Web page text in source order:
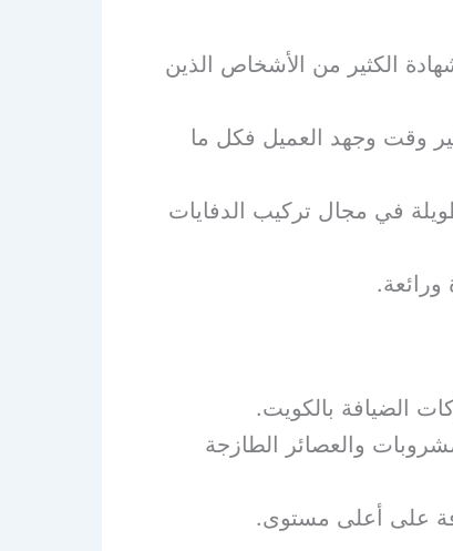
الكثير من الأشخاص الذين
وقت وجهد العميل فكل ما
في مجال تركيب الدفايات
ورائعة.
الضيافة بالكويت.
والعصائر الطازجة
على أعلى مستوى.